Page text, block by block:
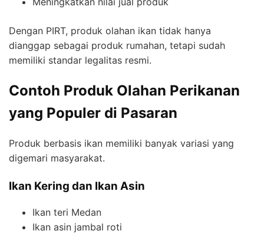
Dengan PIRT, produk olahan ikan tidak hanya
dianggap sebagai produk rumahan, tetapi sudah
memiliki standar legalitas resmi.
Contoh Produk Olahan Perikanan
yang Populer di Pasaran
Produk berbasis ikan memiliki banyak variasi yang
digemari masyarakat.
Ikan Kering dan Ikan Asin
Ikan teri Medan
Ikan asin jambal roti